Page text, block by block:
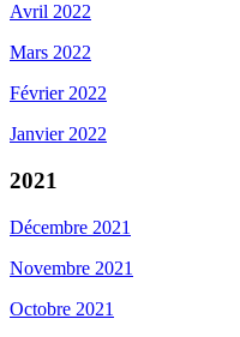
Avril 2022
Mars 2022
Février 2022
Janvier 2022
2021
Décembre 2021
Novembre 2021
Octobre 2021